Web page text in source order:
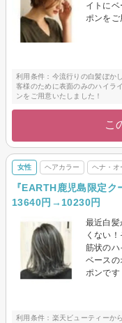
イトに
ポンをご
利用条件：今流行りの白髪ぼか
客様のために表面のみのハイラ
ンをご用意いたしました！
こ
女性 ヘアカラー ヘナ・オ
『EARTH鹿児島限定
13640円→10230円
最近白
くない
筋状のハ
ベース
ポンです
利用条件：楽天ビューティーか